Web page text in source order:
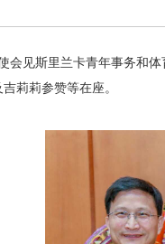
会见斯里兰卡青年事务和
莉莉参赞等在座。